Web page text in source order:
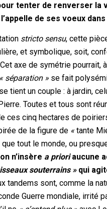
tenter de renverser la
de ses voeux
stricto sensu, cette
et symbolique, soit,
axe de symétrie pourrait,
« séparation » se fait
tient un couple : à jardin,
Toutes et tous sont
ces cinq hectares de
de la figure de «tante
tout le monde, ou
n’insère a prioriaucune
souterrains » qui
sont, comme la
Guerre mondiale, irrité